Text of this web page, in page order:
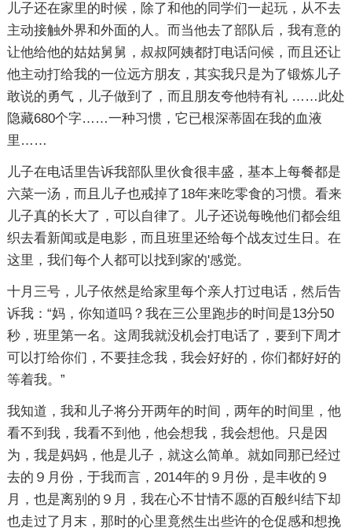
儿子还在家里的时候，除了和他的同学们一起玩，从不去
主动接触外界和外面的人。而当他去了部队后，我有意的
让他给他的姑姑舅舅，叔叔阿姨都打电话问候，而且还让
他主动打给我的一位远方朋友，其实我只是为了锻炼儿子
敢说的勇气，儿子做到了，而且朋友夸他特有礼 ……此处
隐藏680个字……一种习惯，它已根深蒂固在我的血液
里……
儿子在电话里告诉我部队里伙食很丰盛，基本上每餐都是
六菜一汤，而且儿子也戒掉了18年来吃零食的习惯。看来
儿子真的长大了，可以自律了。儿子还说每晚他们都会组
织去看新闻或是电影，而且班里还给每个战友过生日。在
这里，我们每个人都可以找到家的'感觉。
十月三号，儿子依然是给家里每个亲人打过电话，然后告
诉我：“妈，你知道吗？我在三公里跑步的时间是13分50
秒，班里第一名。这周我就没机会打电话了，要到下周才
可以打给你们，不要挂念我，我会好好的，你们都好好的
等着我。”
我知道，我和儿子将分开两年的时间，两年的时间里，他
看不到我，我看不到他，他会想我，我会想他。只是因
为，我是妈妈，他是儿子，就这么简单。就如同那已经过
去的９月份，于我而言，2014年的９月份，是丰收的９
月，也是离别的９月，我在心不甘情不愿的百般纠结下却
也走过了月末，那时的心里竟然生出些许的仓促感和想挽